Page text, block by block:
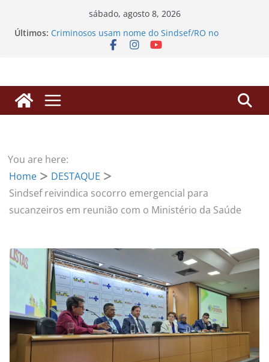
sábado, agosto 8, 2026
Últimos: Criminosos usam nome do Sindsef/RO no
WhatsApp para enganar filiados com falsos
aposentadorias de professores transpostos
EDITAL DE CONVOCAÇÃO – ASSEMBLEIA GERAL
EXTRAORDINÁRIA
SINDSEF/RO Convoca Servidores e Herdeiros para
Atualização sobre Ações Judiciais do Anuênio e
3,17% da FUNAI
You are here:
Home
DESTAQUE
Sindsef reivindica socorro emergencial para
sucanzeiros em reunião com o Ministério da Saúde